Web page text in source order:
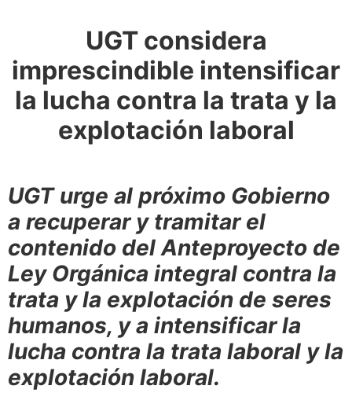
UGT considera
imprescindible intensificar
la lucha contra la trata y la
explotación laboral
UGT urge al próximo Gobierno
a recuperar y tramitar el
contenido del Anteproyecto de
Ley Orgánica integral contra la
trata y la explotación de seres
humanos, y a intensificar la
lucha contra la trata laboral y la
explotación laboral.